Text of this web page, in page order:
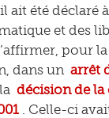
ait été déclaré
et des
pour
dans un arrêt
décision de la
. Celle-ci